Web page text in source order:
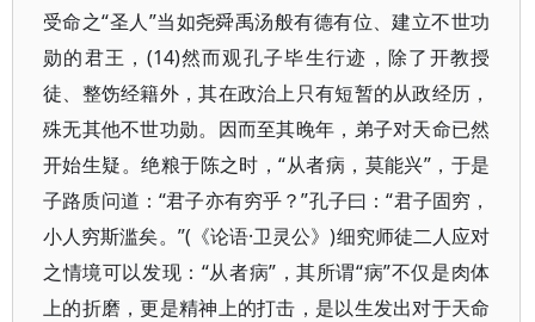
受命之“圣人”当如尧舜禹汤般有德有位、建立不世功
勋的君王，(14)然而观孔子毕生行迹，除了开教授
徒、整饬经籍外，其在政治上只有短暂的从政经历，
殊无其他不世功勋。因而至其晚年，弟子对天命已然
开始生疑。绝粮于陈之时，“从者病，莫能兴”，于是
子路质问道：“君子亦有穷乎？”孔子曰：“君子固穷，
小人穷斯滥矣。”(《论语·卫灵公》)细究师徒二人应对
之情境可以发现：“从者病”，其所谓“病”不仅是肉体
上的折磨，更是精神上的打击，是以生发出对于天命